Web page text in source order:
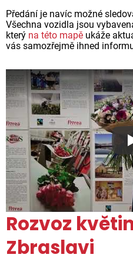
Předání je navíc možné
Všechna vozidla jsou
který na této mapě ukáže
vás samozřejmě ihned
Rozvoz
Zbraslavi